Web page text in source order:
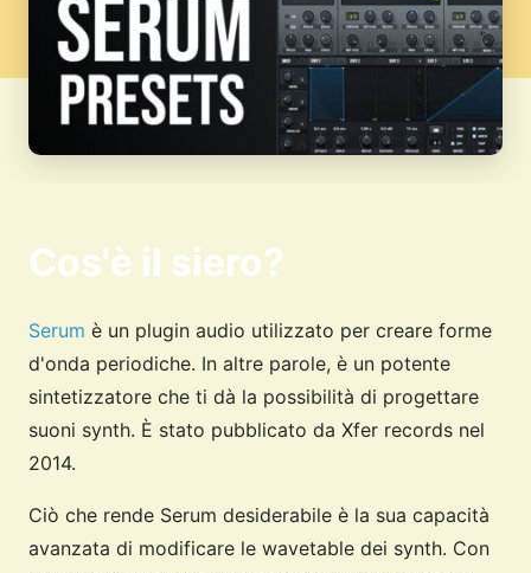
Cos'è il siero?
Serum è un plugin audio utilizzato per creare forme
d'onda periodiche. In altre parole, è un potente
sintetizzatore che ti dà la possibilità di progettare
suoni synth. È stato pubblicato da Xfer records nel
2014.
Ciò che rende Serum desiderabile è la sua capacità
avanzata di modificare le wavetable dei synth. Con